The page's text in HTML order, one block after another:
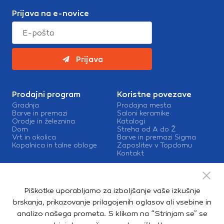
Prijava na e-novice
Prijava
Prodajni program
Gradnja
Barve in premazi
Orodje in železnina
Dom
Vrt in okolica
Kopalnica in talne obloge
Koristne povezave
Prodajna mesta
Saloni keramike
Katalogi
Streha od A do Ž
Barve in premazi Sigma
Zaposlitev v Topdomu
Kontakt
Mešalnice barv
Dostava
Piškotke uporabljamo za izboljšanje vaše izkušnje
brskanja, prikazovanje prilagojenih oglasov ali vsebine in
analizo našega prometa. S klikom na “Strinjam se” se